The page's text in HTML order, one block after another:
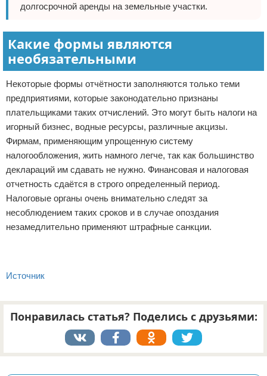
долгосрочной аренды на земельные участки.
Какие формы являются
необязательными
Некоторые формы отчётности заполняются только теми
предприятиями, которые законодательно признаны
плательщиками таких отчислений. Это могут быть налоги на
игорный бизнес, водные ресурсы, различные акцизы.
Фирмам, применяющим упрощенную систему
налогообложения, жить намного легче, так как большинство
деклараций им сдавать не нужно. Финансовая и налоговая
отчетность сдаётся в строго определенный период.
Налоговые органы очень внимательно следят за
несоблюдением таких сроков и в случае опоздания
незамедлительно применяют штрафные санкции.
Источник
Понравилась статья? Поделись с друзьями: